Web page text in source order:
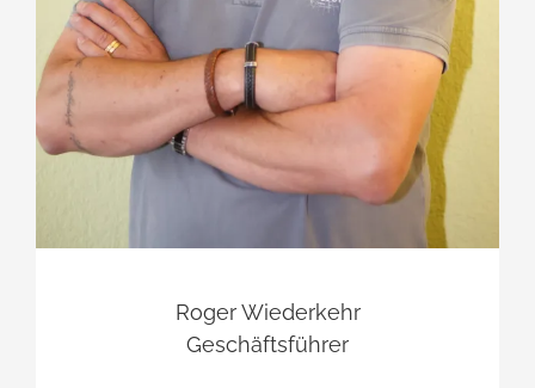
Roger Wiederkehr
Geschäftsführer